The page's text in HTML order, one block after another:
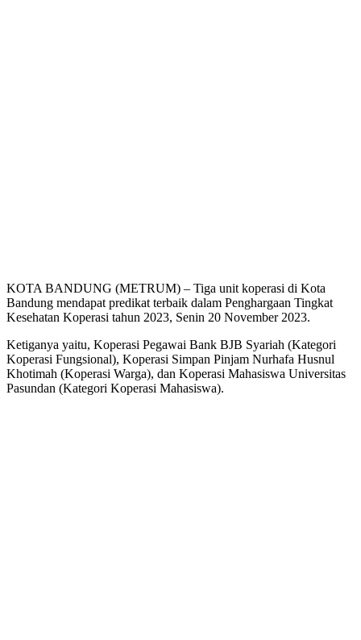
KOTA BANDUNG (METRUM) – Tiga unit koperasi di Kota
Bandung mendapat predikat terbaik dalam Penghargaan Tingkat
Kesehatan Koperasi tahun 2023, Senin 20 November 2023.
Ketiganya yaitu, Koperasi Pegawai Bank BJB Syariah (Kategori
Koperasi Fungsional), Koperasi Simpan Pinjam Nurhafa Husnul
Khotimah (Koperasi Warga), dan Koperasi Mahasiswa Universitas
Pasundan (Kategori Koperasi Mahasiswa).